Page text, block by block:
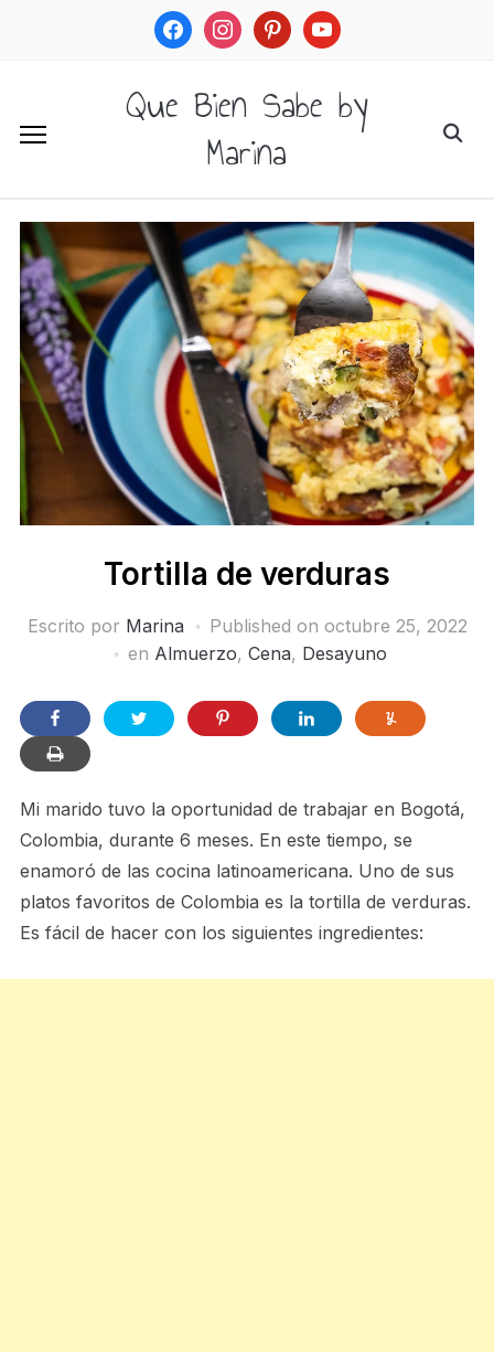
facebookinstagrampinterestyoutube
Que Bien Sabe by
Marina
Tortilla de verduras
Escrito por Marina Published on octubre 25, 2022
en Almuerzo, Cena, Desayuno
Mi marido tuvo la oportunidad de trabajar en Bogotá,
Colombia, durante 6 meses. En este tiempo, se
enamoró de las cocina latinoamericana. Uno de sus
platos favoritos de Colombia es la tortilla de verduras.
Es fácil de hacer con los siguientes ingredientes: